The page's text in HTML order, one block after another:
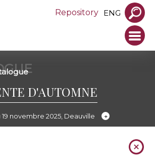
Repository ENG
D'AUTOMNE
19 novembre 2025, Deauville